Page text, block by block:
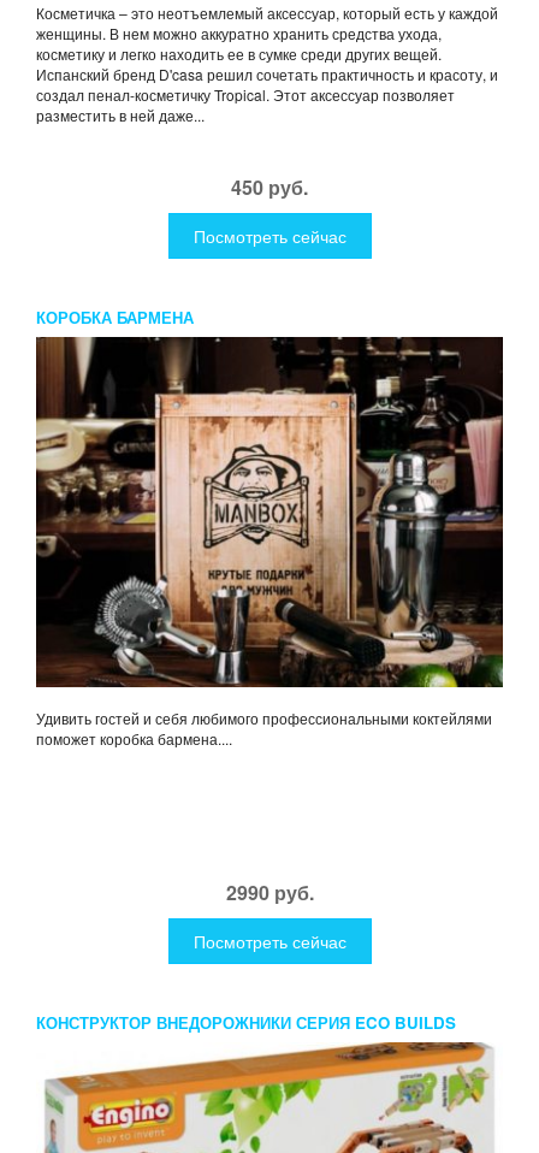
Косметичка – это неотъемлемый аксессуар, который есть у каждой
женщины. В нем можно аккуратно хранить средства ухода,
косметику и легко находить ее в сумке среди других вещей.
Испанский бренд D'casa решил сочетать практичность и красоту, и
создал пенал-косметичку Tropical. Этот аксессуар позволяет
разместить в ней даже...
450 руб.
Посмотреть сейчас
КОРОБКА БАРМЕНА
Удивить гостей и себя любимого профессиональными коктейлями
поможет коробка бармена....
2990 руб.
Посмотреть сейчас
КОНСТРУКТОР ВНЕДОРОЖНИКИ СЕРИЯ ECO BUILDS